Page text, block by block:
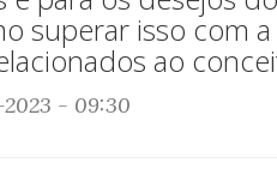
superar isso com a
ao
2023 - 09:30